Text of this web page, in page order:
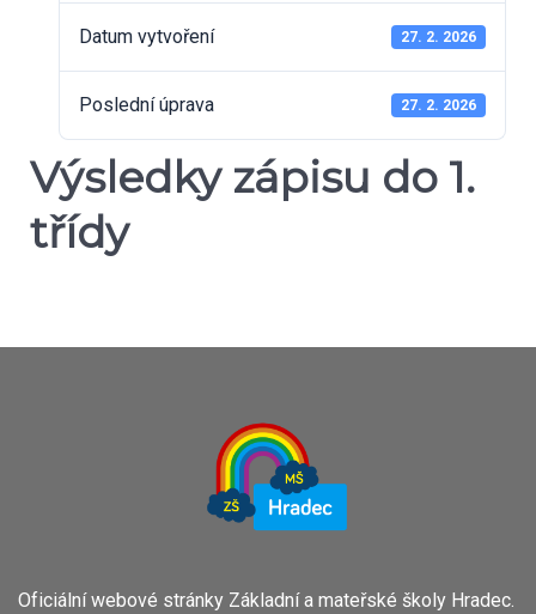
Datum vytvoření 27. 2. 2026
Poslední úprava 27. 2. 2026
Výsledky zápisu do 1.
třídy
Oficiální webové stránky Základní a mateřské školy Hradec.